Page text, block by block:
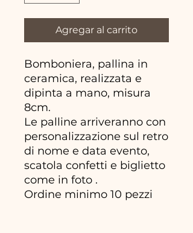
Agregar al carrito
Bomboniera, pallina in
ceramica, realizzata e
dipinta a mano, misura
8cm.
Le palline arriveranno con
personalizzazione sul retro
di nome e data evento,
scatola confetti e biglietto
come in foto .
Ordine minimo 10 pezzi